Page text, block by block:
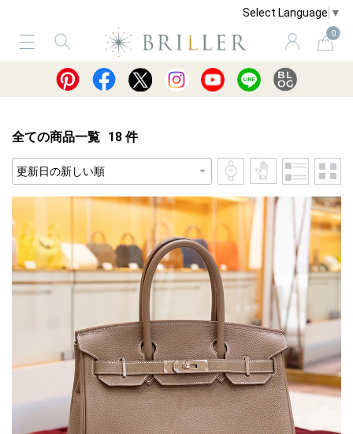
Select Language ▼
0
サービス ショッピングガイド 買取
全ての商品一覧 18 件